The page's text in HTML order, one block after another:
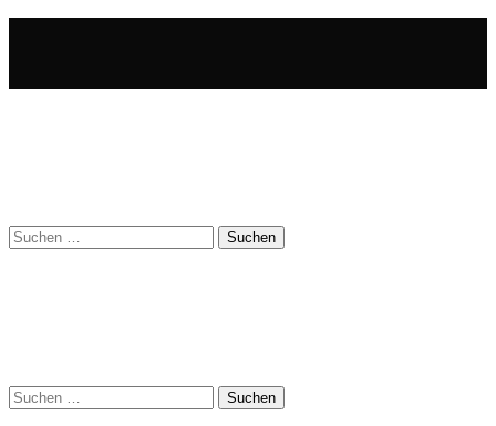
Suchen
nach:
Suchen
nach: